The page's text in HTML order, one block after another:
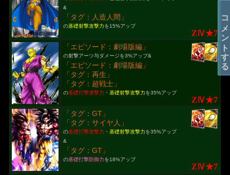
&
「タグ：人造人間」
の基礎射撃攻撃力を15%アップ
ZⅣ★7
「エピソード：劇場版編」
の射撃アーツ与ダメージを3%アップ&
「エピソード：劇場版編」
「タグ：再生」
「タグ：超戦士」
の基礎打撃攻撃力 ・ 基礎射撃攻撃力を35%アップ
ZⅣ★7
「タグ：GT」
「タグ：サイヤ人」
の基礎打撃攻撃力 ・ 基礎射撃攻撃力を35%アップ
&
「タグ：GT」
の基礎打撃防御力を18%アップ
ZⅣ★7
コメントする